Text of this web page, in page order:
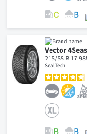
Vector
215/55 R 17
SealTech